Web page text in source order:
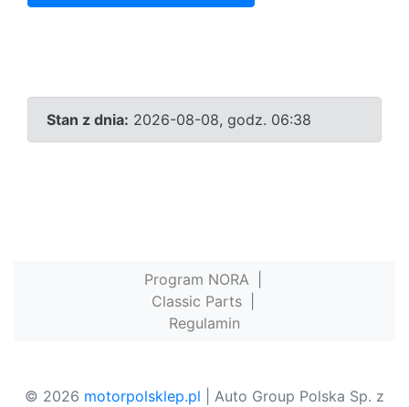
Stan z dnia: 2026-08-08, godz. 06:38
Program NORA
Classic Parts
Regulamin
© 2026 motorpolsklep.pl | Auto Group Polska Sp. z